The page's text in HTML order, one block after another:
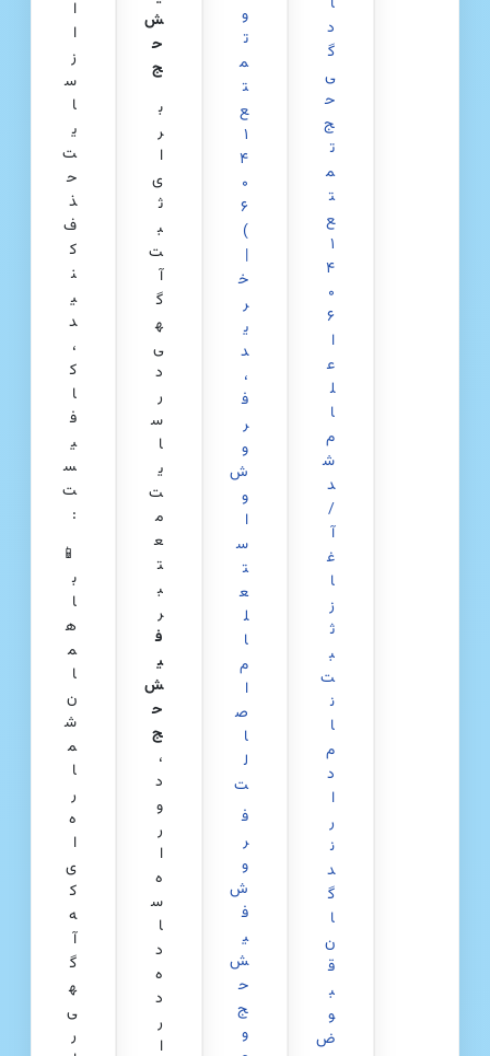
ا
د
گ
ی
ح
ج
ت
م
ت
ع
۱
۴
۰
۶
ا
ع
ل
ا
م
ش
د
/
آ
غ
ا
ز
ث
ب
ت‌
ن
ا
م
د
ا
ر
ن
د
گ
ا
ن
ق
ب
و
ض
و
ت
م
ت
ع
۱
۴
۰
۶
)
|
خ
ر
ی
د
،
ف
ر
و
ش
و
ا
س
ت
ع
ل
ا
م
ا
ص
ا
ل
ت
ف
ر
و
ش
ف
ی
ش
ح
ج
و
ش
ح
ج
ب
ر
ا
ی
ث
ب
ت
آ
گ
ه
ی
د
ر
س
ا
ی
ت
م
ع
ت
ب
ر
ف
ی
ش‌
ح
ج
،
د
و
ر
ا
ه
س
ا
د
ه
د
ر
ا
ا
ا
ز
س
ا
ی
ت
ح
ذ
ف
ک
ن
ی
د
،
ک
ا
ف
ی
س
ت
:
📱
ب
ا
ه
م
ا
ن
ش
م
ا
ر
ه‌
ا
ی
ک
ه
آ
گ
ه
ی
ر